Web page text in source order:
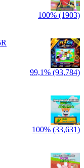
100% (1903)
99,1% (93,784)
100% (33,631)